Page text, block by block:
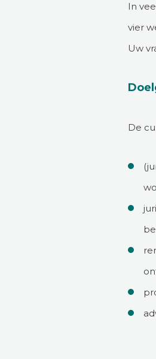
In
vier
Uw
De